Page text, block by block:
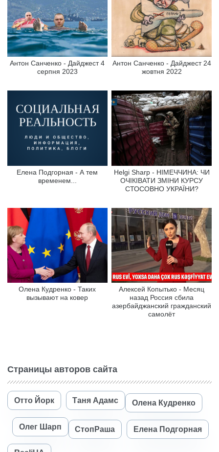
Антон Санченко - Дайджест 4
серпня 2023
Антон Санченко - Дайджест 24
жовтня 2022
Елена Подгорная - А тем
временем...
Helgi Sharp - НІМЕЧЧИНА: ЧИ
ОЧІКІВАТИ ЗМІНИ КУРСУ
СТОСОВНО УКРАЇНИ?
Олена Кудренко - Таких
вызывают на ковер
Алексей Копытько - Месяц
назад Россия сбила
азербайджанский гражданский
самолёт
Страницы авторов сайта
Отто Йорк Таня Адамс Олена Кудренко
Олег Шарп СтопРаша Елена Подгорная